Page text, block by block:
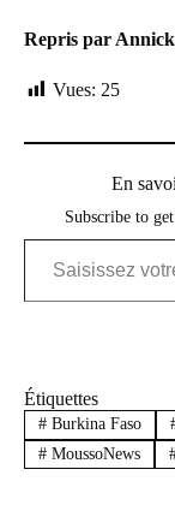
Repris par
Vues: 25
En
Subscribe to
Saisissez votre adresse e-mail…
Étiquettes
#Burkina Faso
#MoussoNews